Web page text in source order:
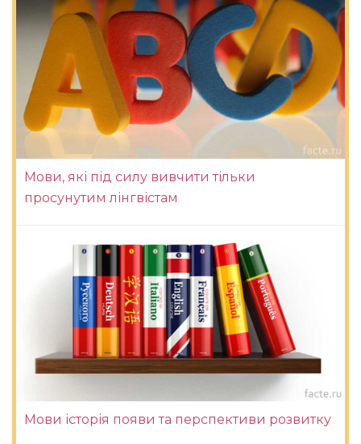
Мови, які під силу вивчити тільки
просунутим лінгвістам
Мови історія появи та перспективи розвитку